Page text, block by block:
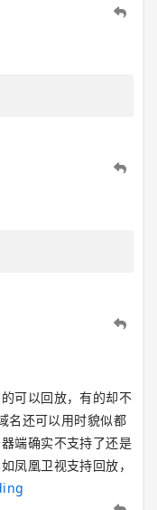
可以回放，有的却不
还可以用时貌似都
端确实不支持了还是
凤凰卫视支持回放，